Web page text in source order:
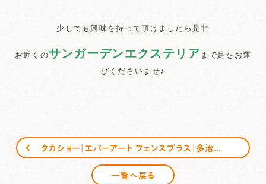
少しでも興味を持って頂けましたら是非
お近くのサンガーデンエクステリア まで足をお運
びくださいませ♪
一覧へ戻る